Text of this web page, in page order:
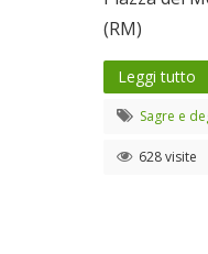
(RM)
Leggi tutto
Sagre e
628 visite